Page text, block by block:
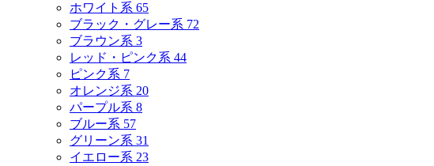
ホワイト系 65
ブラック・グレー系 72
ブラウン系 3
レッド・ピンク系 44
ピンク系 7
オレンジ系 20
パープル系 8
ブルー系 57
グリーン系 31
イエロー系 23